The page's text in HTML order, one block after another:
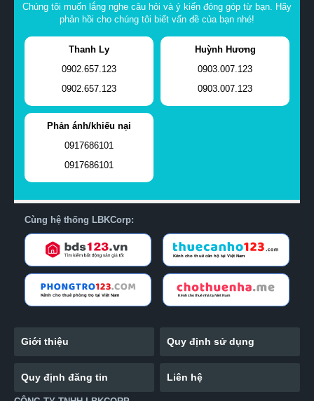
Chúng tôi muốn lắng nghe câu hỏi và ý kiến đóng góp từ bạn. Hãy
phản hồi cho chúng tôi biết vấn đề của bạn nhé!
Thanh Ly
0902.657.123
0902.657.123
Huỳnh Hương
0903.007.123
0903.007.123
Phản ánh/khiếu nại
0917686101
0917686101
Cùng hệ thống LBKCorp:
Giới thiệu Quy định sử dụng
Quy định đăng tin Liên hệ